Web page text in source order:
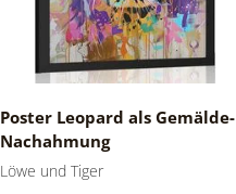
Poster Leopard als Gemälde-
Nachahmung
Löwe und Tiger